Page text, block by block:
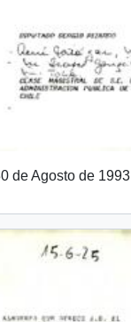
de Agosto de 1993